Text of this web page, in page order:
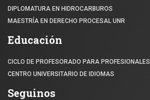
DIPLOMATURA EN HIDROCARBUROS
MAESTRÍA EN DERECHO PROCESAL UNR
Educación
CICLO DE PROFESORADO PARA PROFESIONALES
CENTRO UNIVERSITARIO DE IDIOMAS
Seguinos